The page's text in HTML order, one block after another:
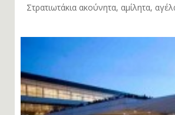
Στρατιωτάκια ακούνητα, αμίλητα,